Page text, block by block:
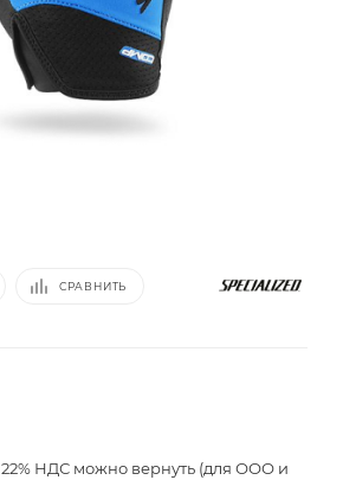
СРАВНИТЬ
22% НДС можно вернуть (для ООО и